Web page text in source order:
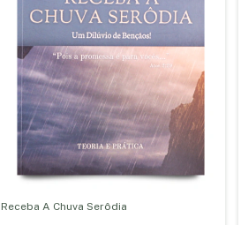
Receba A Chuva Serôdia